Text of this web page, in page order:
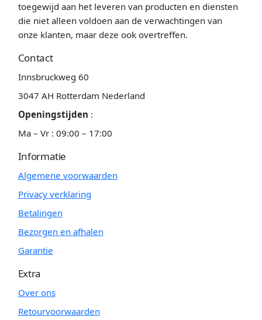
toegewijd aan het leveren van producten en diensten
die niet alleen voldoen aan de verwachtingen van
onze klanten, maar deze ook overtreffen.
Contact
Innsbruckweg 60
3047 AH Rotterdam Nederland
Openingstijden :
Ma – Vr : 09:00 – 17:00
Informatie
Algemene voorwaarden
Privacy verklaring
Betalingen
Bezorgen en afhalen
Garantie
Extra
Over ons
Retourvoorwaarden